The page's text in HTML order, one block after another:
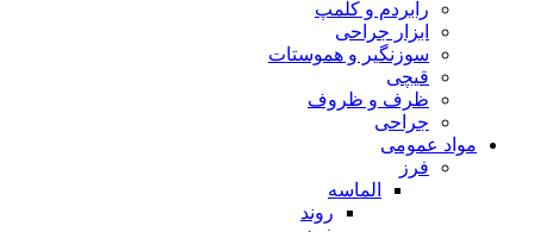
رابردم و کلمپ
ابزار جراحی
سوزنگیر و هموستات
قیچی
ظرف و ظروف
جراحی
مواد عمومی
فرز
الماسه
روند